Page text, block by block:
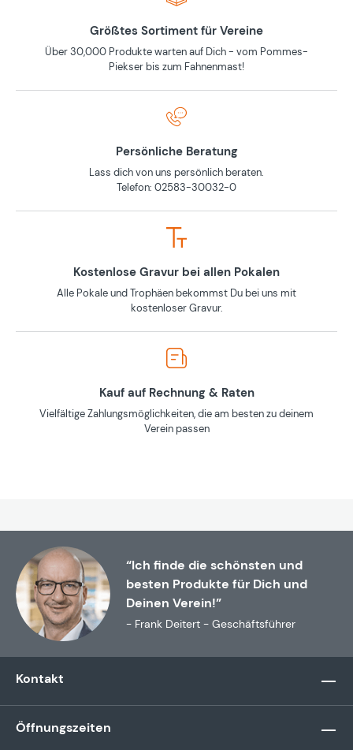
Größtes Sortiment für Vereine
Über 30,000 Produkte warten auf Dich - vom Pommes-
Piekser bis zum Fahnenmast!
Persönliche Beratung
Lass dich von uns persönlich beraten.
Telefon: 02583-30032-0
Kostenlose Gravur bei allen Pokalen
Alle Pokale und Trophäen bekommst Du bei uns mit
kostenloser Gravur.
Kauf auf Rechnung & Raten
Vielfältige Zahlungsmöglichkeiten, die am besten zu deinem
Verein passen
“Ich finde die schönsten und
besten Produkte für Dich und
Deinen Verein!”
- Frank Deitert - Geschäftsführer
Kontakt
Öffnungszeiten